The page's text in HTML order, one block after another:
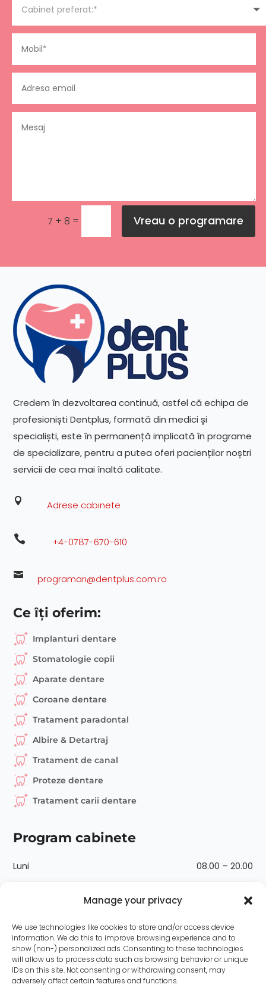
Manage your privacy
We use technologies like cookies to store and/or access device
information. We do this to improve browsing experience and to
show (non-) personalized ads. Consenting to these technologies
will allow us to process data such as browsing behavior or unique
IDs on this site. Not consenting or withdrawing consent, may
adversely affect certain features and functions.
7 + 8 = Vreau o programare
Credem în dezvoltarea continuă, astfel că echipa de
profesioniști Dentplus, formată din medici și
specialiști, este în permanență implicată în programe
de specializare, pentru a putea oferi pacienților noștri
servicii de cea mai înaltă calitate.
 Adrese cabinete
 +4-0787-670-610
 programari@dentplus.com.ro
Ce îți oferim:
Implanturi dentare
Stomatologie copii
Aparate dentare
Coroane dentare
Tratament paradontal
Albire & Detartraj
Tratament de canal
Proteze dentare
Tratament carii dentare
Program cabinete
Luni 08.00 – 20.00
08.00 – 20.00
Miercuri 08.00 – 20.00
Joi 08.00 – 20.00